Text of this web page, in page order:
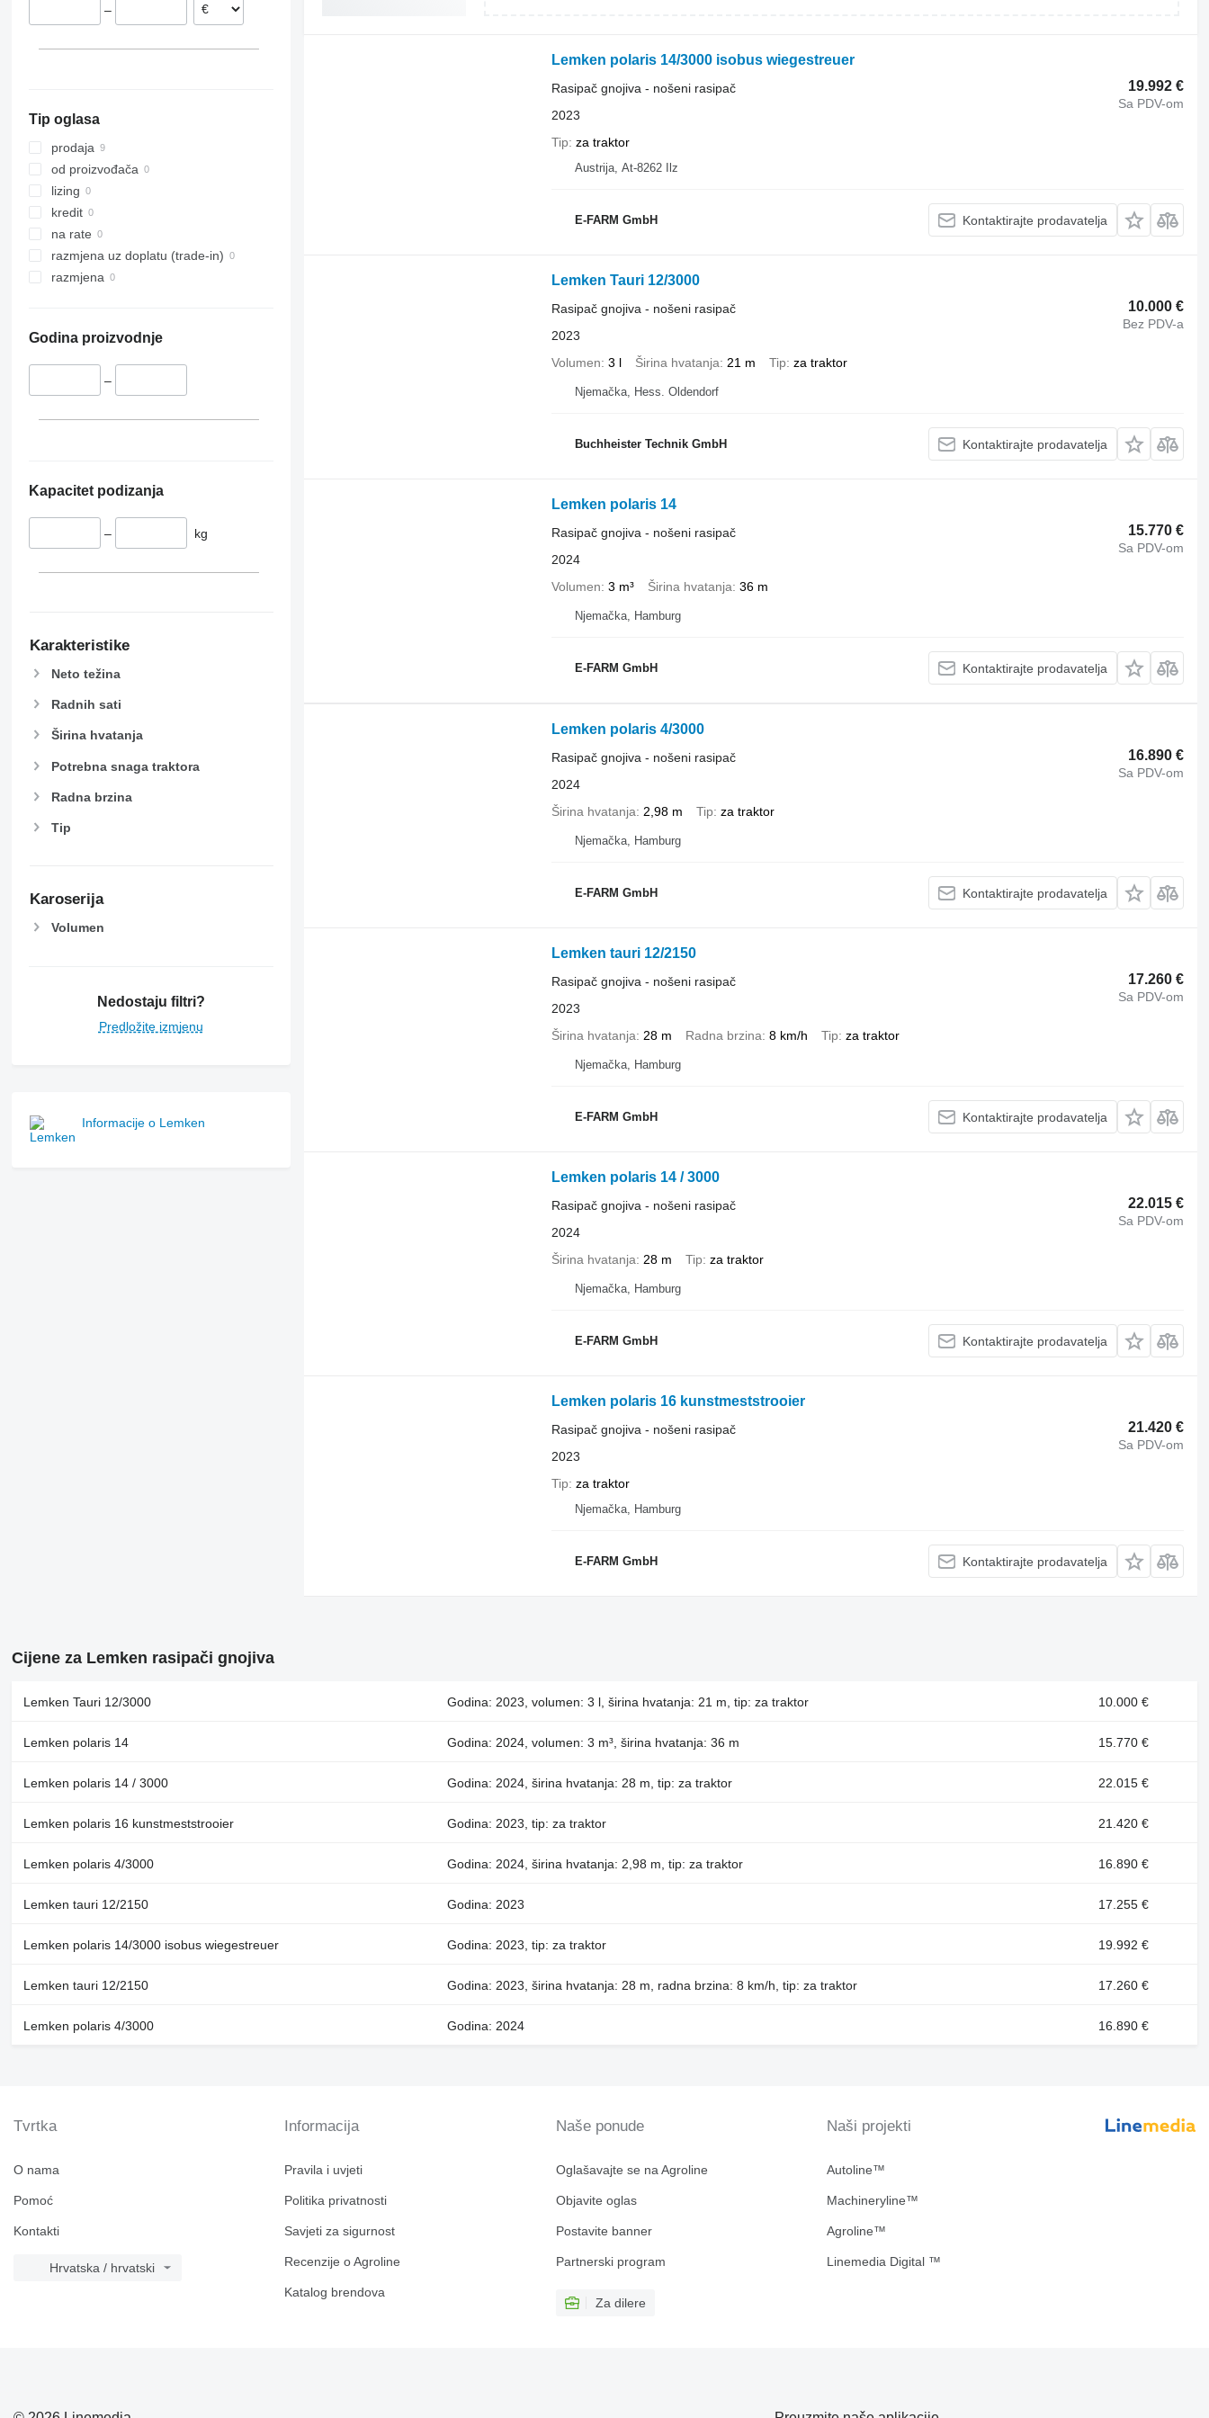
–
Tip oglasa
prodaja
od proizvođača
lizing
kredit
na rate
razmjena uz doplatu (trade-in)
razmjena
Godina proizvodnje
–
Kapacitet podizanja
– kg
Karakteristike
Neto težina
Radnih sati
Širina hvatanja
Potrebna snaga traktora
Radna brzina
Tip
Karoserija
Volumen
Nedostaju filtri?
Predložite izmjenu
Informacije o Lemken
Lemken polaris 14/3000 isobus wiegestreuer
19.992 €
Sa PDV-om
Rasipač gnojiva - nošeni rasipač
2023
Tip za traktor
Austrija, At-8262 Ilz
E-FARM GmbH Kontaktirajte prodavatelja
Lemken Tauri 12/3000
10.000 €
Bez PDV-a
Rasipač gnojiva - nošeni rasipač
2023
Volumen 3 l Širina hvatanja 21 m Tip za traktor
Njemačka, Hess. Oldendorf
Buchheister Technik GmbH Kontaktirajte prodavatelja
Lemken polaris 14
15.770 €
Sa PDV-om
Rasipač gnojiva - nošeni rasipač
2024
Volumen 3 m³ Širina hvatanja 36 m
Njemačka, Hamburg
E-FARM GmbH Kontaktirajte prodavatelja
Lemken polaris 4/3000
16.890 €
Sa PDV-om
Rasipač gnojiva - nošeni rasipač
2024
Širina hvatanja
2,98 m Tip za traktor
Njemačka, Hamburg
E-FARM GmbH Kontaktirajte prodavatelja
Lemken tauri 12/2150
17.260 €
Sa PDV-om
Rasipač gnojiva - nošeni rasipač
2023
Širina hvatanja
28 m Radna brzina 8 km/h Tip za traktor
Njemačka, Hamburg
E-FARM GmbH Kontaktirajte prodavatelja
Lemken polaris 14 / 3000
22.015 €
Sa PDV-om
Rasipač gnojiva - nošeni rasipač
2024
Širina hvatanja
28 m Tip za traktor
Njemačka, Hamburg
E-FARM GmbH Kontaktirajte prodavatelja
Lemken polaris 16 kunstmeststrooier
21.420 €
Sa PDV-om
Rasipač gnojiva - nošeni rasipač
2023
Tip za traktor
Njemačka, Hamburg
E-FARM GmbH Kontaktirajte prodavatelja
Cijene za Lemken rasipači gnojiva
Lemken Tauri 12/3000 Godina: 2023, volumen: 3 l, širina hvatanja: 21 m, tip: za traktor 10.000 €
Lemken polaris 14 Godina: 2024, volumen: 3 m³, širina hvatanja: 36 m 15.770 €
Lemken polaris 14 / 3000 Godina: 2024, širina hvatanja: 28 m, tip: za traktor 22.015 €
Lemken polaris 16 kunstmeststrooier Godina: 2023, tip: za traktor 21.420 €
Lemken polaris 4/3000 Godina: 2024, širina hvatanja: 2,98 m, tip: za traktor 16.890 €
Lemken tauri 12/2150 Godina: 2023 17.255 €
Lemken polaris 14/3000 isobus wiegestreuer Godina: 2023, tip: za traktor 19.992 €
Lemken tauri 12/2150 Godina: 2023, širina hvatanja: 28 m, radna brzina: 8 km/h, tip: za traktor 17.260 €
Lemken polaris 4/3000 Godina: 2024 16.890 €
Tvrtka
O nama
Pomoć
Kontakti
Hrvatska / hrvatski
Informacija
Pravila i uvjeti
Politika privatnosti
Savjeti za sigurnost
Recenzije o Agroline
Katalog brendova
Naše ponude
Oglašavajte se na Agroline
Objavite oglas
Postavite banner
Partnerski program
Za dilere
Naši projekti
Autoline™
Machineryline™
Agroline™
Linemedia Digital ™